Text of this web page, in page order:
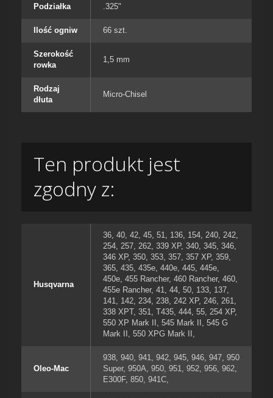
Podziałka .325"
Ilość ogniw 66 szt.
Szerokość
rowka
1,5 mm
Rodzaj
dłuta
Micro-Chisel
Ten produkt jest
zgodny z:
Husqvarna
36, 40, 42, 45, 51, 136, 154, 240, 242,
254, 257, 262, 339 XP, 340, 345, 346,
346 XP, 350, 353, 357, 357 XP, 359,
365, 435, 435e, 440e, 445, 445e,
450e, 455 Rancher, 460 Rancher, 460,
455e Rancher, 41, 44, 50, 133, 137,
141, 142, 234, 238, 242 XP, 246, 261,
338 XPT, 351, T435, 444, 55, 254 XP,
550 XP Mark II , 545 Mark II , 545 G
Mark II , 550 XPG Mark II ,
Oleo-Mac
938, 940, 941, 942, 945, 946, 947, 950
Super, 950A, 950, 951, 952, 956, 962,
E300F, 850, 941C,